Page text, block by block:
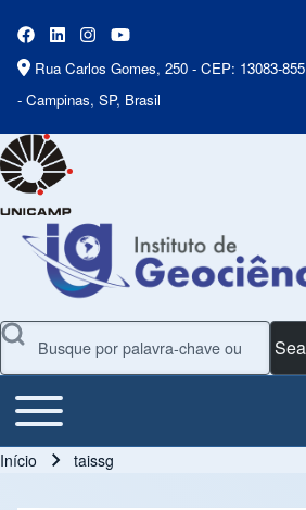
Rua Carlos Gomes, 250 - CEP: 13083-855
- Campinas, SP, Brasil
Search
Main Menu
Toggle main menu
Início taissg